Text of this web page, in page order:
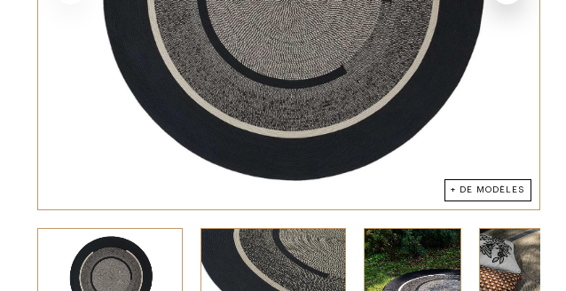
+ DE MODÈLES